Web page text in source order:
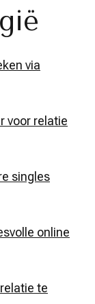
via
voor relatie
singles
online
te